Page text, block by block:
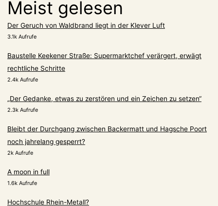
Meist gelesen
Der Geruch von Waldbrand liegt in der Klever Luft
3.1k Aufrufe
Baustelle Keekener Straße: Supermarktchef verärgert, erwägt
rechtliche Schritte
2.4k Aufrufe
„Der Gedanke, etwas zu zerstören und ein Zeichen zu setzen“
2.3k Aufrufe
Bleibt der Durchgang zwischen Backermatt und Hagsche Poort
noch jahrelang gesperrt?
2k Aufrufe
A moon in full
1.6k Aufrufe
Hochschule Rhein-Metall?